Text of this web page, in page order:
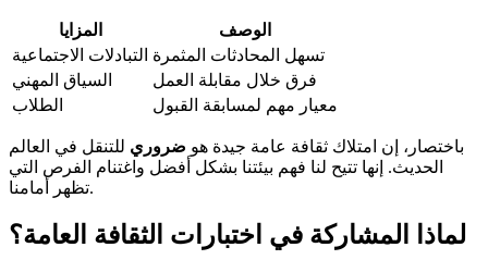
المزايا
الوصف
التبادلات الاجتماعية تسهل المحادثات المثمرة
السياق المهني
فرق خلال مقابلة العمل
الطلاب
معيار مهم لمسابقة القبول
باختصار، إن امتلاك ثقافة عامة جيدة هو ضروري للتنقل في العالم
الحديث. إنها تتيح لنا فهم بيئتنا بشكل أفضل واغتنام الفرص التي
تظهر أمامنا.
لماذا المشاركة في اختبارات الثقافة العامة؟